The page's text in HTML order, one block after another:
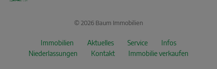
© 2026 Baum Immobilien
Immobilien Aktuelles Service
Infos
Niederlassungen
Kontakt Immobilie verkaufen